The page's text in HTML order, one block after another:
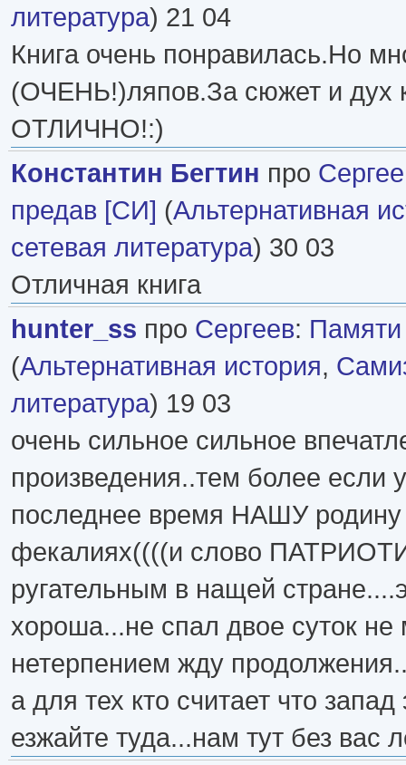
литература) 21 04
Книга очень понравилась.Но
(ОЧЕНЬ!)ляпов.За сюжет и дух
ОТЛИЧНО!:)
Константин Бегтин про
предав [СИ] (Альтернативная
сетевая литература) 30 03
Отличная книга
hunter_ss про Сергеев:
(Альтернативная история,
литература) 19 03
очень сильное сильное
произведения..тем более если
последнее время НАШУ родину
фекалиях((((и слово
ругательным в нащей
хороша...не спал двое суток не
нетерпением жду
а для тех кто считает что
езжайте туда...нам тут без вас